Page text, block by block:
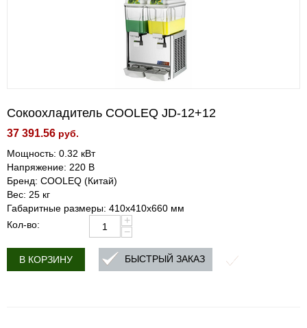
Сокоохладитель COOLEQ JD-12+12
37 391.56 руб.
Мощность: 0.32 кВт
Напряжение: 220 В
Бренд: COOLEQ (Китай)
Вес: 25 кг
Габаритные размеры: 410х410х660 мм
Кол-во:
+
−
В КОРЗИНУ БЫСТРЫЙ ЗАКАЗ